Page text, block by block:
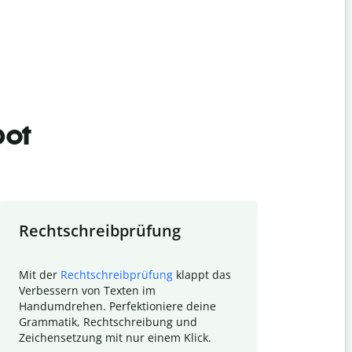
Rechtschreibprüfung
Mit der Rechtschreibprüfung klappt das
Verbessern von Texten im
Handumdrehen. Perfektioniere deine
Grammatik, Rechtschreibung und
Zeichensetzung mit nur einem Klick.